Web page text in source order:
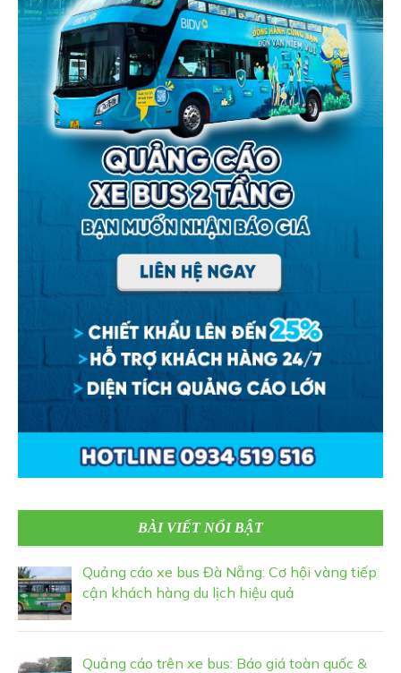
BÀI VIẾT NỔI BẬT
Quảng cáo xe bus Đà Nẵng: Cơ hội vàng tiếp
cận khách hàng du lịch hiệu quả
Quảng cáo trên xe bus: Báo giá toàn quốc &